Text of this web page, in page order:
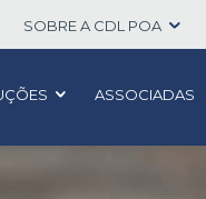
SOBRE A CDL POA
ASSOCIADAS